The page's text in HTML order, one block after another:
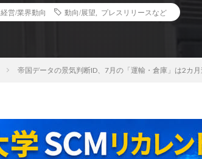
経営/業界動向 動向/展望 プレスリリースなど
帝国データの景気判断ID、7月の「運輸・倉庫」は2カ